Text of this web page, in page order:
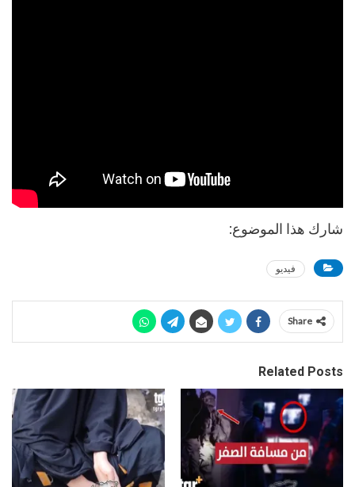
شارك هذا الموضوع:
فيديو
Share
Related Posts